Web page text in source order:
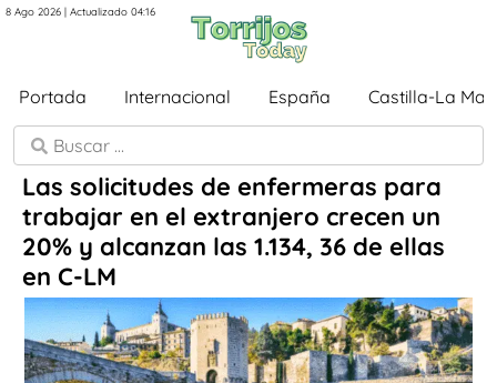
8 Ago 2026 | Actualizado 04:16
Portada Internacional España Castilla-La
Las solicitudes de enfermeras para
trabajar en el extranjero crecen un
20% y alcanzan las 1.134, 36 de ellas
en C-LM